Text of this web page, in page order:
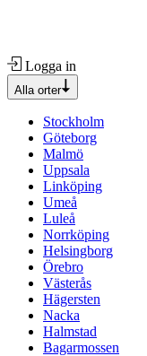
Logga in
Alla orter
Stockholm
Göteborg
Malmö
Uppsala
Linköping
Umeå
Luleå
Norrköping
Helsingborg
Örebro
Västerås
Hägersten
Nacka
Halmstad
Bagarmossen